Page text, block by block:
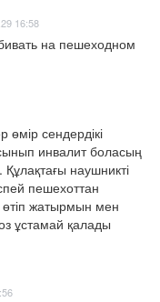
16:58
на пешеходном
сендердікі
инвалит боласың
наушникті
пешехоттан
жатырмын мен
ұстамай қалады